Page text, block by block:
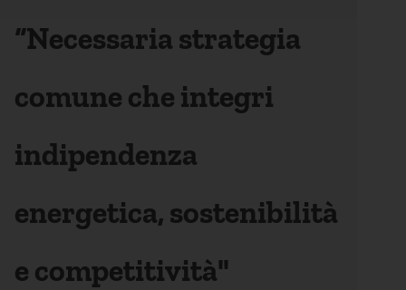
“Necessaria strategia
comune che integri
indipendenza
energetica, sostenibilità
e competitività"